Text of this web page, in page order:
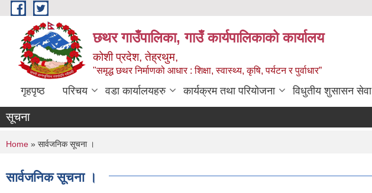
Skip to main content
छथर गाउँपालिका, गाउँ कार्यपालिकाको कार्यालय
कोशी प्रदेश, तेह्रथुम,
"समृद्ध छथर निर्माणको आधार : शिक्षा, स्वास्थ्य, कृषि, पर्यटन र पुर्वाधार”
गृहपृष्ठ परिचय वडा कार्यालयहरु कार्यक्रम तथा परियोजना विधुतीय शुसासन सेवा
सूचना
You are here
Home » सार्वजनिक सूचना ।
सार्वजनिक सूचना ।